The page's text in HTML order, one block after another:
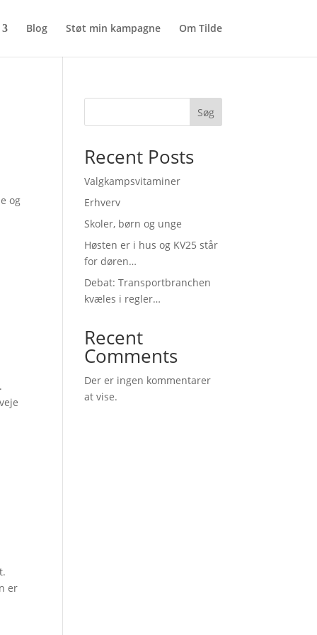
Blog Støt min kampagne Om Tilde
og
er
Søg
Recent Posts
Valgkampsvitaminer
Erhverv
Skoler, børn og unge
Høsten er i hus og KV25 står
for døren…
Debat: Transportbranchen
kvæles i regler…
Recent
Comments
Der er ingen kommentarer
at vise.